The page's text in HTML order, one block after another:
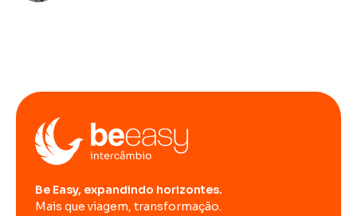
Be Easy, expandindo horizontes.
Mais que viagem, transformação.